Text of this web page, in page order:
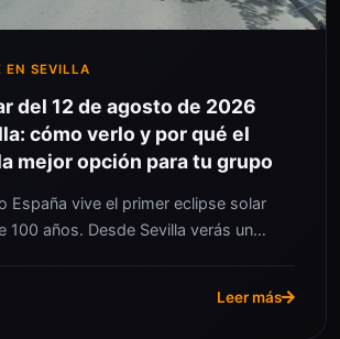
EN SEVILLA
del 12 de agosto de 2026
cómo verlo y por qué el
mejor opción para tu grupo
España vive el primer eclipse solar
100 años. Desde Sevilla verás un…
Leer más